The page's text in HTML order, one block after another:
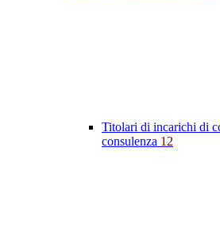
Titolari di incarichi di
consulenza 12